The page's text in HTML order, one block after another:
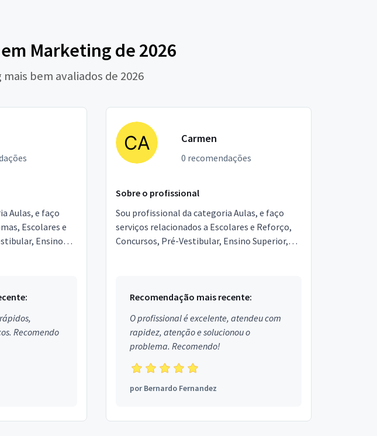
Marketing de 2026
bem avaliados de 2026
Aulas, e faço
Escolares e
Ensino
Recomendo
Carmen
0 recomendações
Sobre o profissional
Sou profissional da categoria Aulas, e faço
serviços relacionados a Escolares e Reforço,
Concursos, Pré-Vestibular, Ensino Superior,
Recomendação mais recente:
O profissional é excelente, atendeu com
rapidez, atenção e solucionou o
problema. Recomendo!
porBernardo Fernandez